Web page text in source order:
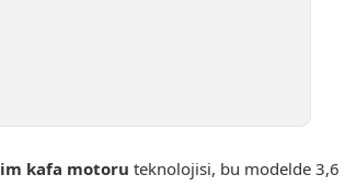
kafa motoru teknolojisi, bu modelde 3,6